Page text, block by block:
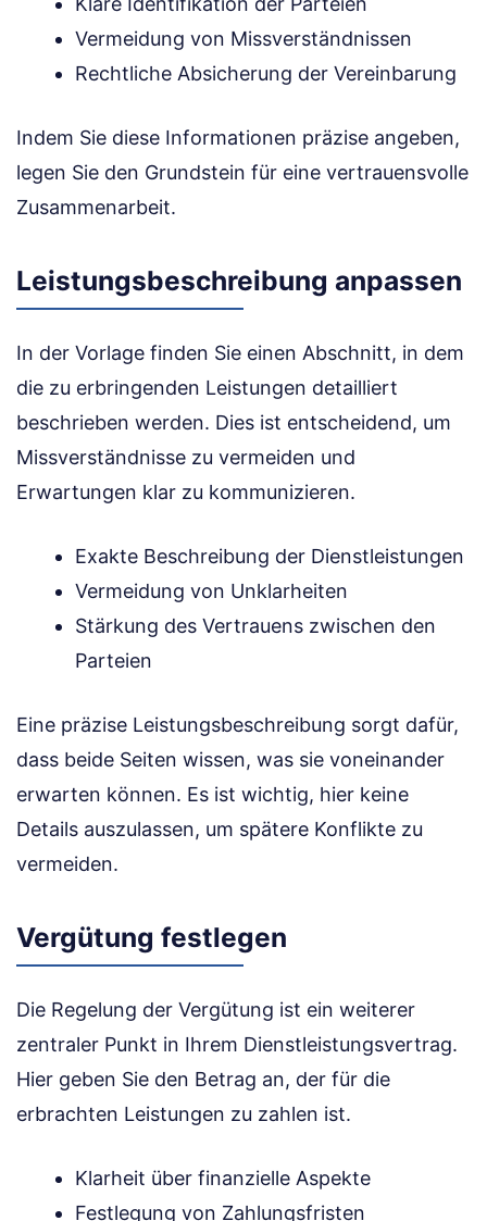
Vermeidung von Missverständnissen
Rechtliche Absicherung der Vereinbarung
Indem Sie diese Informationen präzise angeben,
legen Sie den Grundstein für eine vertrauensvolle
Zusammenarbeit.
Leistungsbeschreibung anpassen
In der Vorlage finden Sie einen Abschnitt, in dem
die zu erbringenden Leistungen detailliert
beschrieben werden. Dies ist entscheidend, um
Missverständnisse zu vermeiden und
Erwartungen klar zu kommunizieren.
Exakte Beschreibung der Dienstleistungen
Vermeidung von Unklarheiten
Stärkung des Vertrauens zwischen den
Parteien
Eine präzise Leistungsbeschreibung sorgt dafür,
dass beide Seiten wissen, was sie voneinander
erwarten können. Es ist wichtig, hier keine
Details auszulassen, um spätere Konflikte zu
vermeiden.
Vergütung festlegen
Die Regelung der Vergütung ist ein weiterer
zentraler Punkt in Ihrem Dienstleistungsvertrag.
Hier geben Sie den Betrag an, der für die
erbrachten Leistungen zu zahlen ist.
Klarheit über finanzielle Aspekte
Festlegung von Zahlungsfristen